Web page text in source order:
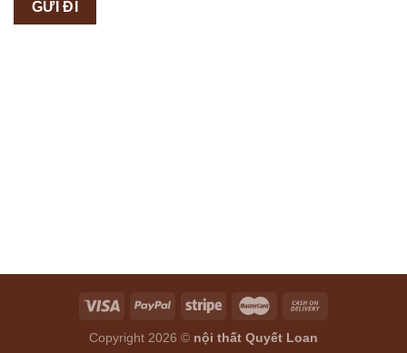
Copyright 2026 © nội thất Quyết Loan